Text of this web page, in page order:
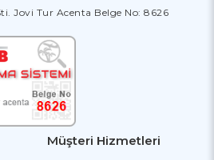
Jovi Tur Acenta Belge No: 8626
Müşteri Hizmetleri